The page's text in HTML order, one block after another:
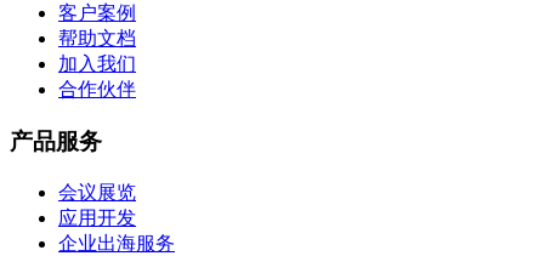
客户案例
帮助文档
加入我们
合作伙伴
产品服务
会议展览
应用开发
企业出海服务